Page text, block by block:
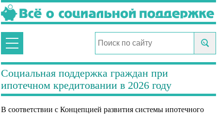
Социальная поддержка граждан при
ипотечном кредитовании в 2026 году
В соответствии с Концепцией развития системы ипотечного